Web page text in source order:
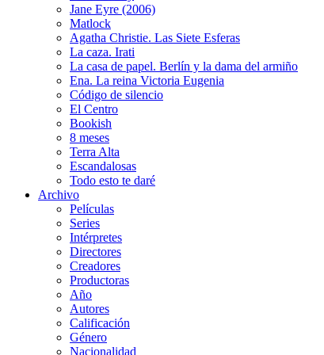
Jane Eyre (2006)
Matlock
Agatha Christie. Las Siete Esferas
La caza. Irati
La casa de papel. Berlín y la dama del armiño
Ena. La reina Victoria Eugenia
Código de silencio
El Centro
Bookish
8 meses
Terra Alta
Escandalosas
Todo esto te daré
Archivo
Películas
Series
Intérpretes
Directores
Creadores
Productoras
Año
Autores
Calificación
Género
Nacionalidad